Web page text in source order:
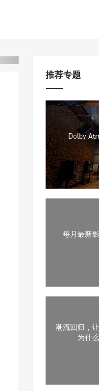
推荐专题
Dolby
每月最新
潮流回归，
为什